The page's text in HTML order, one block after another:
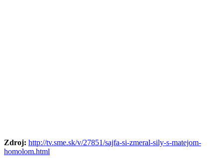
Zdroj: http://tv.sme.sk/v/27851/sajfa-si-zmeral-sily-s-matejom-
homolom.html